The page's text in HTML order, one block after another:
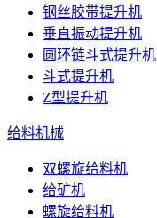
钢丝胶带提升机
垂直振动提升机
圆环链斗式提升机
斗式提升机
Z型提升机
给料机械
双螺旋给料机
给矿机
螺旋给料机